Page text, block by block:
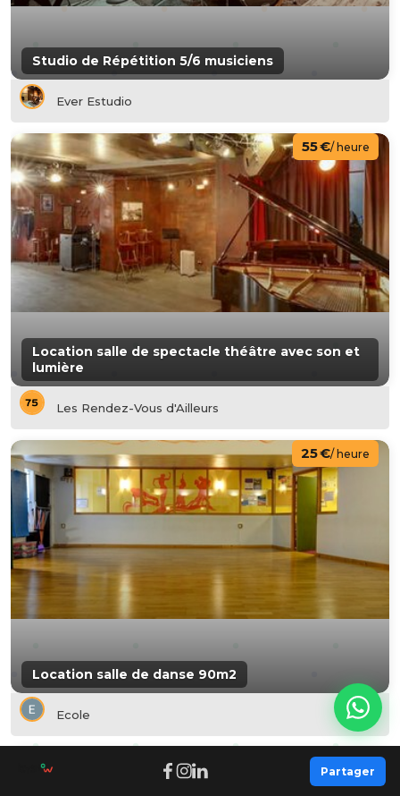
Studio de Répétition 5/6 musiciens
Ever Estudio
Location salle de spectacle théâtre avec son et
lumière
55 €/ heure
Les Rendez-Vous d'Ailleurs
Location salle de danse 90m2
25 €/ heure
Ecole
35 €/ heure
Partager